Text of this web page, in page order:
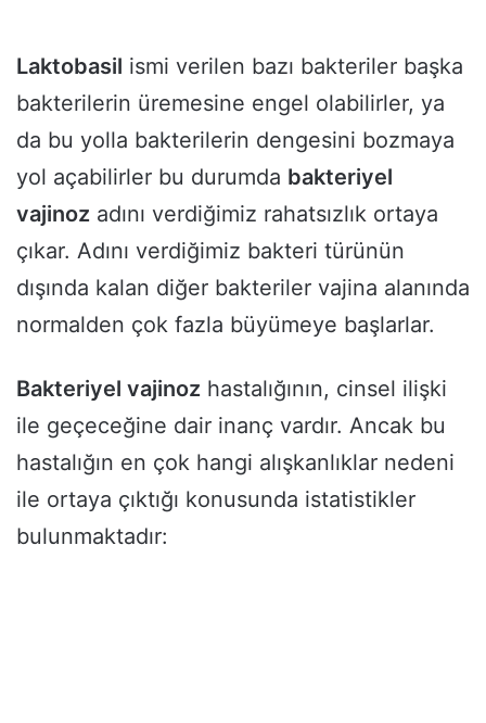
Laktobasil ismi verilen bazı bakteriler başka
bakterilerin üremesine engel olabilirler, ya
da bu yolla bakterilerin dengesini bozmaya
yol açabilirler bu durumda bakteriyel
vajinoz adını verdiğimiz rahatsızlık ortaya
çıkar. Adını verdiğimiz bakteri türünün
dışında kalan diğer bakteriler vajina alanında
normalden çok fazla büyümeye başlarlar.
Bakteriyel vajinoz hastalığının, cinsel ilişki
ile geçeceğine dair inanç vardır. Ancak bu
hastalığın en çok hangi alışkanlıklar nedeni
ile ortaya çıktığı konusunda istatistikler
bulunmaktadır: